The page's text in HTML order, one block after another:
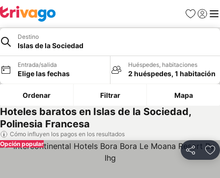
Favoritos
Iniciar
Destino
Islas de la Sociedad
Entrada/salida
Elige las fechas
Huéspedes, habitaciones
2 huéspedes, 1 habitación
Ordenar Filtrar Mapa
Hoteles baratos en Islas de la Sociedad,
Polinesia Francesa
Cómo influyen los pagos en los resultados
Compartir
Opción popular